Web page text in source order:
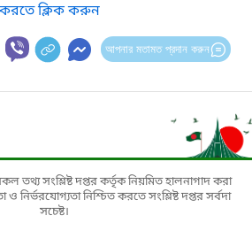
করতে ক্লিক করুন
আপনার মতামত প্রদান করুন
তথ্য সংশ্লিষ্ট দপ্তর কর্তৃক নিয়মিত হালনাগাদ করা
ও নির্ভরযোগ্যতা নিশ্চিত করতে সংশ্লিষ্ট দপ্তর সর্বদা
সচেষ্ট।